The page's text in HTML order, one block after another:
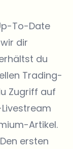
To-Date
dir
du
Trading-
Zugriff auf
Artikel.
ersten